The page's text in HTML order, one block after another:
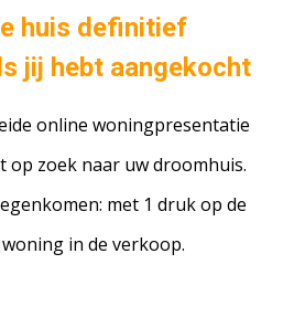
huis definitief
jij hebt aangekocht
online woningpresentatie
op zoek naar uw droomhuis.
met 1 druk op de
in de verkoop.